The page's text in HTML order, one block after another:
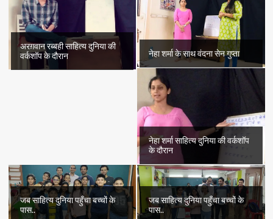
अरग़वान रब्बही साहित्य दुनिया की
वर्कशॉप के दौरान
नेहा शर्मा के साथ वंदना सेन गुप्ता
नेहा शर्मा साहित्य दुनिया की वर्कशॉप
के दौरान
जब साहित्य दुनिया पहुँचा बच्चों के
पास..
जब साहित्य दुनिया पहुँचा बच्चों के
पास..